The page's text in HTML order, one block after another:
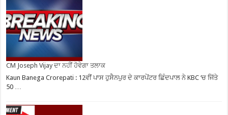
CM Joseph Vijay ਦਾ ਨਹੀਂ ਹੋਵੇਗਾ ਤਲਾਕ
Kaun Banega Crorepati : 12ਵੀਂ ਪਾਸ ਹੁਸੈਨਪੁਰ ਦੇ ਕਾਰਪੇਂਟਰ ਛਿੰਦਪਾਲ ਨੇ KBC ‘ਚ ਜਿੱਤੇ
50 …